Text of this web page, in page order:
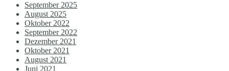
September 2025
August 2025
Oktober 2022
September 2022
Dezember 2021
Oktober 2021
August 2021
Juni 2021